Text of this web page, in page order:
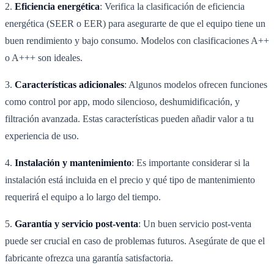
2. Eficiencia energética: Verifica la clasificación de eficiencia
energética (SEER o EER) para asegurarte de que el equipo tiene un
buen rendimiento y bajo consumo. Modelos con clasificaciones A++
o A+++ son ideales.
3. Características adicionales: Algunos modelos ofrecen funciones
como control por app, modo silencioso, deshumidificación, y
filtración avanzada. Estas características pueden añadir valor a tu
experiencia de uso.
4. Instalación y mantenimiento: Es importante considerar si la
instalación está incluida en el precio y qué tipo de mantenimiento
requerirá el equipo a lo largo del tiempo.
5. Garantía y servicio post-venta: Un buen servicio post-venta
puede ser crucial en caso de problemas futuros. Asegúrate de que el
fabricante ofrezca una garantía satisfactoria.